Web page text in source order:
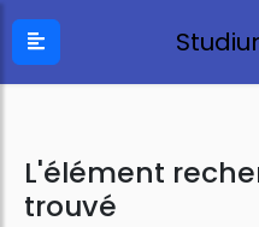
L'élément
trouvé